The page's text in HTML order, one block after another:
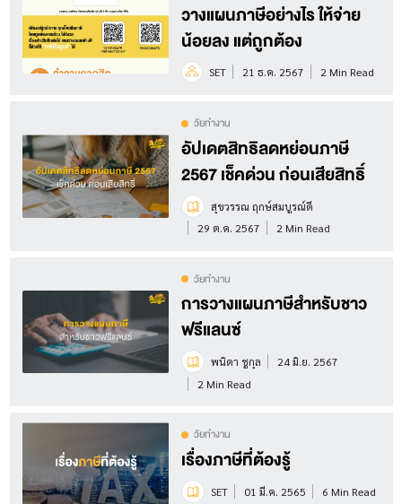
วางแผนภาษีอย่างไร ให้จ่าย
น้อยลง แต่ถูกต้อง
SET 21 ธ.ค. 2567 2 Min Read
วัยทำงาน
อัปเดตสิทธิลดหย่อนภาษี
2567 เช็คด่วน ก่อนเสียสิทธิ์
สุขวรรณ ฤกษ์สมบูรณ์ดี
29 ต.ค. 2567
2 Min Read
วัยทำงาน
การวางแผนภาษีสำหรับชาว
ฟรีแลนซ์
พนิดา ชูกุล
24 มิ.ย. 2567
2 Min Read
วัยทำงาน
เรื่องภาษีที่ต้องรู้
SET 01 มี.ค. 2565 6 Min Read